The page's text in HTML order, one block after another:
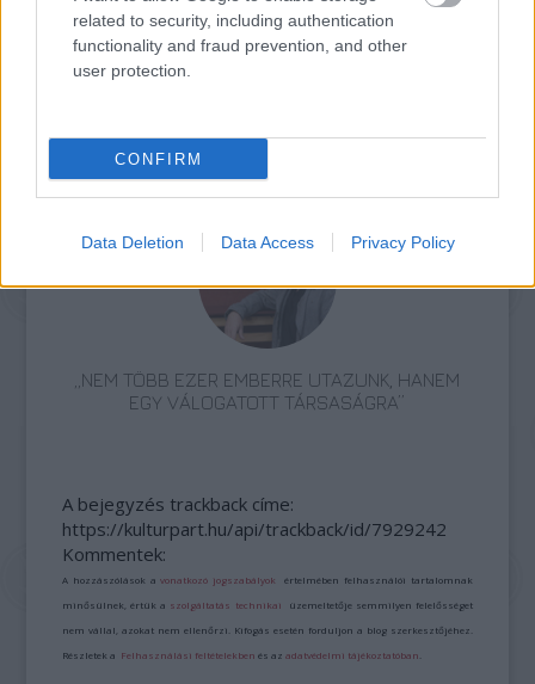
related to security, including authentication
functionality and fraud prevention, and other
user protection.
CONFIRM
Data Deletion Data Access Privacy Policy
ETNOFON AZ I. ONIFESZT-EN
„NEM TÖBB EZER EMBERRE UTAZUNK, HANEM
EGY VÁLOGATOTT TÁRSASÁGRA”
A bejegyzés trackback címe:
https://kulturpart.hu/api/trackback/id/7929242
Kommentek:
A hozzászólások avonatkozó jogszabályok értelmében felhasználói tartalomnak
minősülnek, értük a szolgáltatás technikai üzemeltetője semmilyen felelősséget
nem vállal, azokat nem ellenőrzi. Kifogás esetén forduljon a blog szerkesztőjéhez.
Részletek a Felhasználási feltételekben és azadatvédelmi tájékoztatóban